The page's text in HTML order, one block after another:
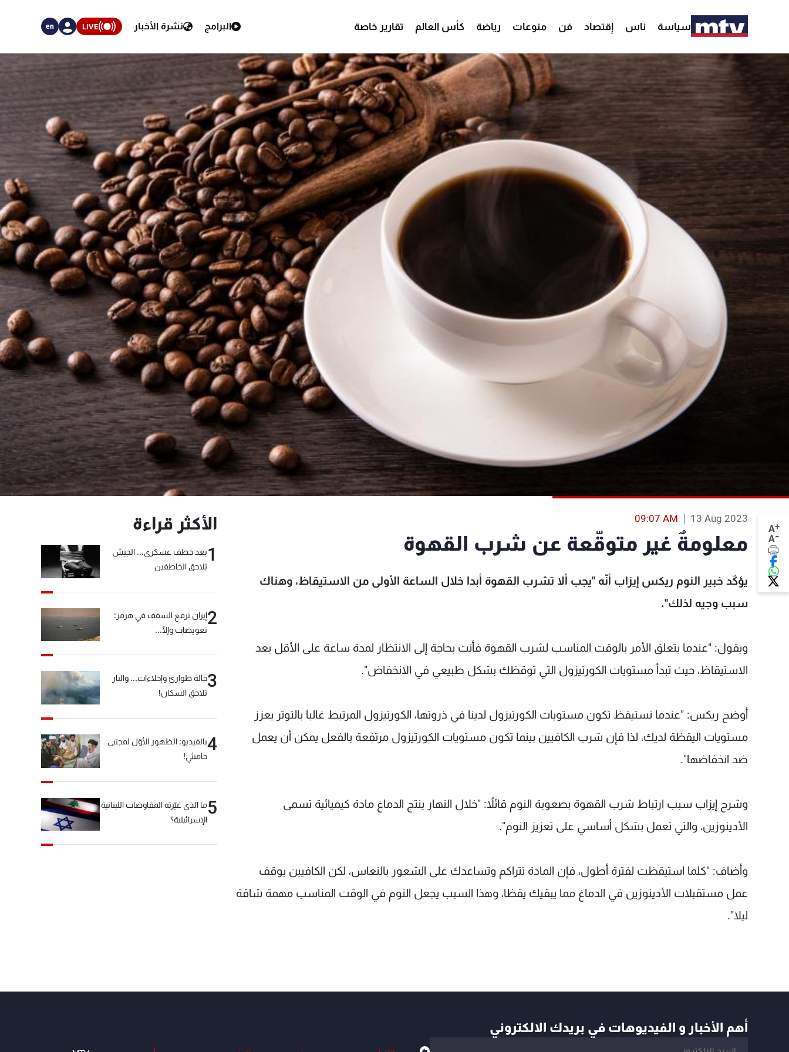
سياسة ناس إقتصاد فن منوعات رياضة كأس العالم تقارير خاصة البرامج نشرة الأخبار LIVE
en
A+
A-
13 Aug 2023
09:07 AM
معلومةٌ غير متوقّعة عن شرب القهوة
يؤكّد خبير النوم ريكس إيزاب أنّه "يجب ألا تشرب القهوة أبدا خلال الساعة الأولى من الاستيقاظ، وهناك
سبب وجيه لذلك".
ويقول: "عندما يتعلق الأمر بالوقت المناسب لشرب القهوة فأنت بحاجة إلى الانتظار لمدة ساعة على الأقل بعد
الاستيقاظ، حيث تبدأ مستويات الكورتيزول التي توقظك بشكل طبيعي في الانخفاض".
أوضح ريكس: "عندما نستيقظ تكون مستويات الكورتيزول لدينا في ذروتها، الكورتيزول المرتبط غالبا بالتوتر يعزز
مستويات اليقظة لديك، لذا فإن شرب الكافيين بينما تكون مستويات الكورتيزول مرتفعة بالفعل يمكن أن يعمل
ضد انخفاضها".
وشرح إيزاب سبب ارتباط شرب القهوة بصعوبة النوم قائلاً: "خلال النهار ينتج الدماغ مادة كيميائية تسمى
الأدينوزين، والتي تعمل بشكل أساسي على تعزيز النوم".
وأضاف: "كلما استيقظت لفترة أطول، فإن المادة تتراكم وتساعدك على الشعور بالنعاس، لكن الكافيين يوقف
عمل مستقبلات الأدينوزين في الدماغ مما يبقيك يقظا، وهذا السبب يجعل النوم في الوقت المناسب مهمة شاقة
ليلا".
الأكثر قراءة
1بعد خطف عسكري... الجيش
يُلاحق الخاطفين
2إيران ترفع السقف في هرمز:
تعويضات وإلّا...
3حالة طوارئ وإخلاءات... والنار
تلاحق السكان!
4بالفيديو: الظهور الأوّل لمجتبى
خامنئي!
5ما الذي غيّرته المفاوضات اللبنانية
الإسرائيلية؟
أهم الأخبار و الفيديوهات في بريدك الالكتروني